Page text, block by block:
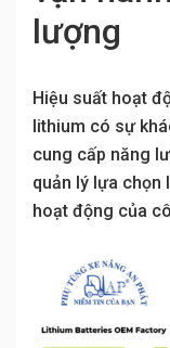
lượng
Hiệu suất hoạt
lithium có sự
cung cấp năng
quản lý lựa chọn
hoạt động của